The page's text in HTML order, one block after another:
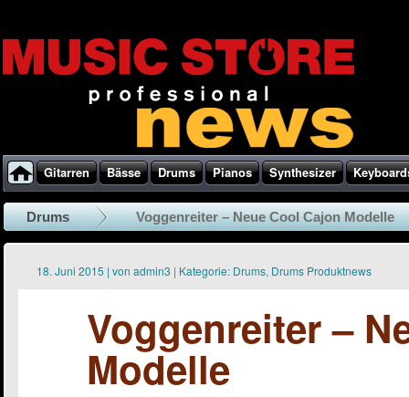
Gitarren Bässe Drums Pianos Synthesizer
Drums Voggenreiter – Neue Cool Cajon Modelle
18. Juni 2015 | von admin3 | Kategorie: Drums, Drums Produktnews
Voggenreiter –
Modelle